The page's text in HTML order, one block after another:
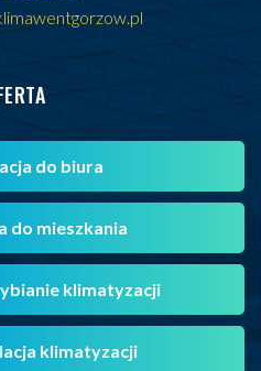
do biura
do mieszkania
klimatyzacji
klimatyzacji